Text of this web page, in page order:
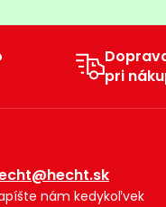
pri
nám kedykoľvek